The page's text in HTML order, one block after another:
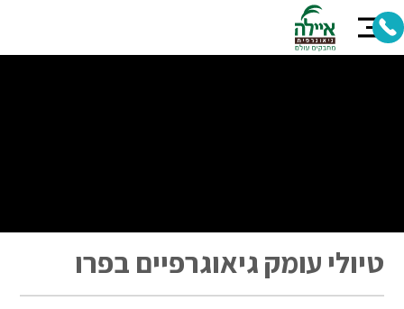
טיולי עומק גיאוגרפיים בפרו